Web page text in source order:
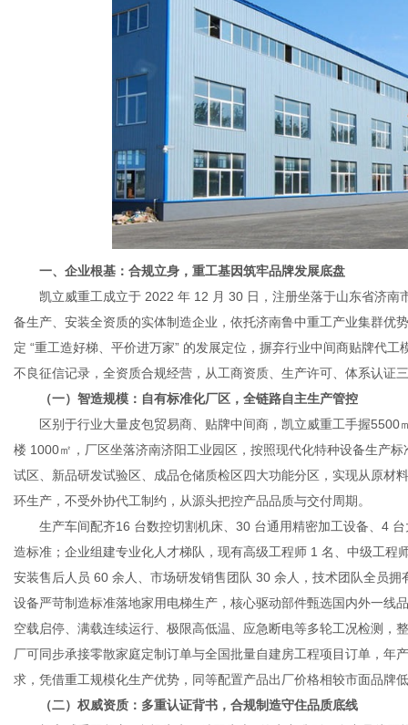
一、企业根基：合规立身，重工基因筑牢品牌发展底盘
凯立威重工成立于 2022 年 12 月 30 日，注册坐落于山东省济南
备生产、安装全资质的实体制造企业，依托济南鲁中重工产业集群优
定 “重工造好梯、平价进万家” 的发展定位，摒弃行业中间商贴牌代
不良征信记录，全资质合规经营，从工商资质、生产许可、体系认证
（一）智造规模：自有标准化厂区，全链路自主生产管控
区别于行业大量皮包贸易商、贴牌中间商，凯立威重工手握5500
楼 1000㎡，厂区坐落济南济阳工业园区，按照现代化特种设备生产
试区、新品研发试验区、成品仓储质检区四大功能分区，实现从原材
环生产，不受外协代工制约，从源头把控产品品质与交付周期。
生产车间配齐16 台数控切割机床、30 台通用精密加工设备、4 台
造标准；企业组建专业化人才梯队，现有高级工程师 1 名、中级工
安装售后人员 60 余人、市场研发销售团队 30 余人，技术团队全员
设备严苛制造标准落地家用电梯生产，核心驱动部件甄选国内外一线
空载启停、满载连续运行、极限高低温、应急断电等多轮工况检测，
厂可同步承接零散家庭定制订单与全国批量自建房工程项目订单，年
求，凭借重工规模化生产优势，同等配置产品出厂价格相较市面品牌
（二）权威资质：多重认证背书，合规制造守住品质底线